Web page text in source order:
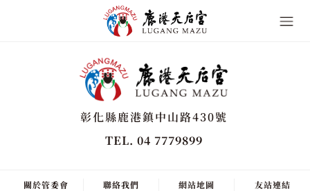
彰化縣鹿港鎮中山路430號
TEL. 04 7779899
關於管委會 聯絡我們 網站地圖 友站連結